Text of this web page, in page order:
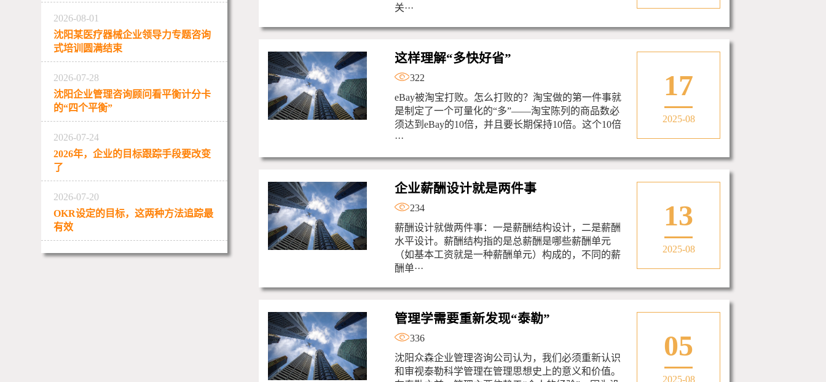
2026-08-01
沈阳某医疗器械企业领导力专题咨询
式培训圆满结束
2026-07-28
沈阳企业管理咨询顾问看平衡计分卡
的“四个平衡”
2026-07-24
2026年，企业的目标跟踪手段要改变
了
2026-07-20
OKR设定的目标，这两种方法追踪最
有效
关···
这样理解“多快好省”
322
eBay被淘宝打败。怎么打败的？淘宝做的第一件事就
是制定了一个可量化的“多”——淘宝陈列的商品数必
须达到eBay的10倍，并且要长期保持10倍。这个10倍
···
17
2025-08
企业薪酬设计就是两件事
234
薪酬设计就做两件事：一是薪酬结构设计，二是薪酬
水平设计。薪酬结构指的是总薪酬是哪些薪酬单元
（如基本工资就是一种薪酬单元）构成的，不同的薪
酬单···
13
2025-08
管理学需要重新发现“泰勒”
336
沈阳众森企业管理咨询公司认为，我们必须重新认识
和审视泰勒科学管理在管理思想史上的意义和价值。
05
2025-08